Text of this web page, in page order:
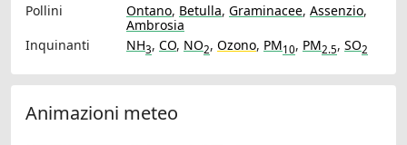
Pollini
Ontano, Betulla, Graminacee, Assenzio,
Ambrosia
Inquinanti
NH3, CO, NO2, Ozono, PM10, PM2.5, SO2
Animazioni meteo